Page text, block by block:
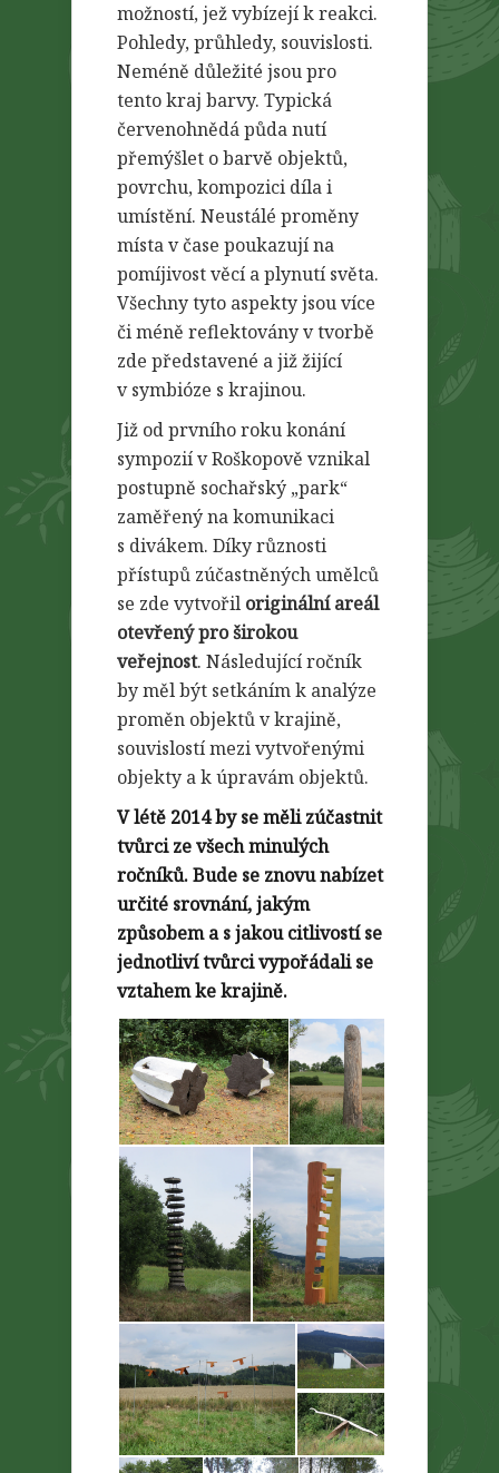
možností, jež vybízejí k reakci.
Pohledy, průhledy, souvislosti.
Neméně důležité jsou pro
tento kraj barvy. Typická
červenohnědá půda nutí
přemýšlet o barvě objektů,
povrchu, kompozici díla i
umístění. Neustálé proměny
místa v čase poukazují na
pomíjivost věcí a plynutí světa.
Všechny tyto aspekty jsou více
či méně reflektovány v tvorbě
zde představené a již žijící
v symbióze s krajinou.
Již od prvního roku konání
sympozií v Roškopově vznikal
postupně sochařský „park“
zaměřený na komunikaci
s divákem. Díky různosti
přístupů zúčastněných umělců
se zde vytvořil originální areál
otevřený pro širokou
veřejnost. Následující ročník
by měl být setkáním k analýze
proměn objektů v krajině,
souvislostí mezi vytvořenými
objekty a k úpravám objektů.
V létě 2014 by se měli zúčastnit
tvůrci ze všech minulých
ročníků. Bude se znovu nabízet
určité srovnání, jakým
způsobem a s jakou citlivostí se
jednotliví tvůrci vypořádali se
vztahem ke krajině.